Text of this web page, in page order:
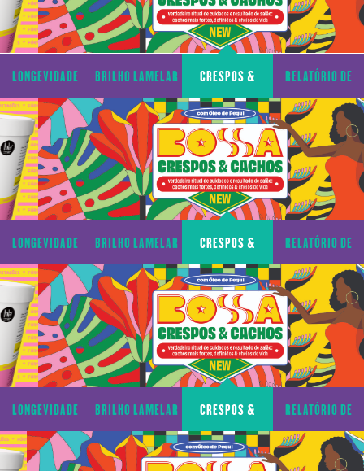
LONGEVIDADE
CAPILAR
BRILHO LAMELAR CRESPOS &
CACHOS
RELATÓRIO DE
TRANSPARÊNCIA
LONGEVIDADE
CAPILAR
BRILHO LAMELAR CRESPOS &
CACHOS
RELATÓRIO DE
TRANSPARÊNCIA
LONGEVIDADE
CAPILAR
BRILHO LAMELAR CRESPOS &
CACHOS
RELATÓRIO DE
TRANSPARÊNCIA